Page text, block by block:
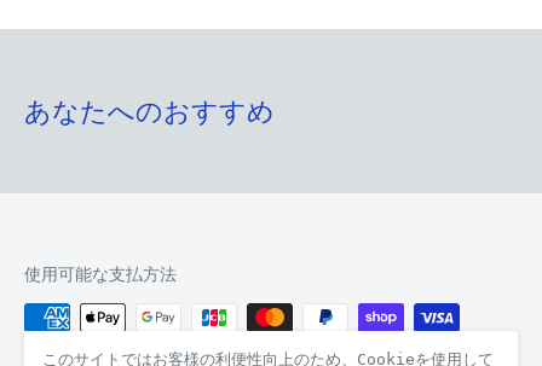
あなたへのおすすめ
使用可能な支払方法
このサイトではお客様の利便性向上のため、Cookieを使用して